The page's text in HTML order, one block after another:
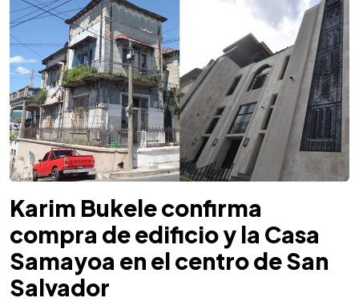
Karim Bukele confirma
compra de edificio y la Casa
Samayoa en el centro de San
Salvador